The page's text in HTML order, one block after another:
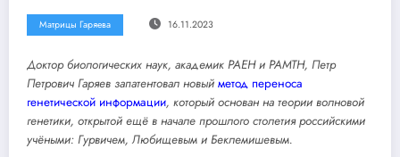
Матрицы Гаряева 16.11.2023
Доктор биологических наук, академик РАЕН и РАМТН, Петр
Петрович Гаряев запатентовал новый метод переноса
генетической информации, который основан на теории волновой
генетики, открытой ещё в начале прошлого столетия российскими
учёными: Гурвичем, Любищевым и Беклемишевым.